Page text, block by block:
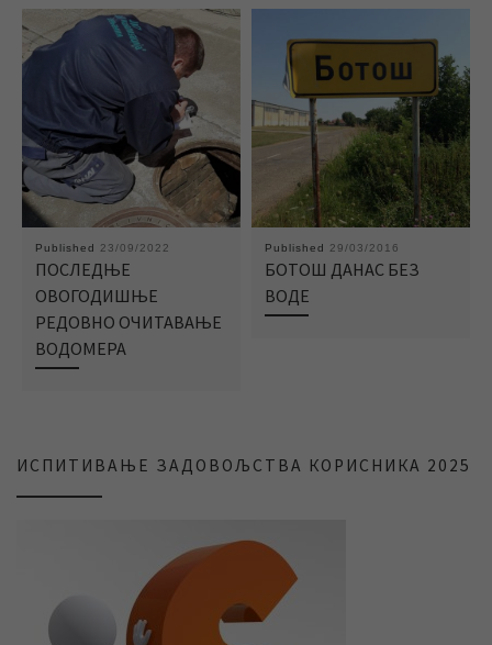
Published 23/09/2022
ПОСЛЕДЊЕ
ОВОГОДИШЊЕ
РЕДОВНО ОЧИТАВАЊЕ
ВОДОМЕРА
Published 29/03/2016
БОТОШ ДАНАС БЕЗ
ВОДЕ
ИСПИТИВАЊЕ ЗАДОВОЉСТВА КОРИСНИКА 2025